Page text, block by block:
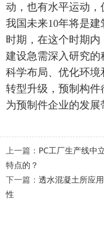
动，也有水平运动，
我国未来10年将是
时期，在这个时期
建设急需深入研究的
科学布局、优化环
转型升级，预制构件
为预制件企业的发展
上一篇： PC工厂生产线中
特点的？
下一篇： 透水混凝土所应
性